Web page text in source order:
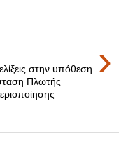
›
στην υπόθεση
Πλωτής